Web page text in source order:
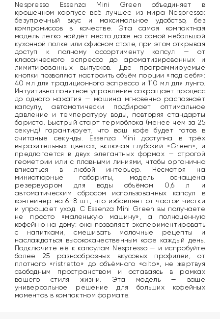
Nespresso Essenza Mini Green объединяет в
крошечном корпусе всё лучшее из мира Nespresso:
безупречный вкус и максимальное удобство, без
компромиссов в качестве. Эта самая компактная
модель легко найдёт место даже на самой небольшой
кухонной полке или офисном столе, при этом открывая
доступ к полному ассортименту капсул — от
классического эспрессо до ароматизированных и
лимитированных выпусков. Две программируемые
кнопки позволяют настроить объём порции «под себя»:
40 мл для традиционного эспрессо и 110 мл для лунго.
Интуитивно понятное управление сокращает процесс
до одного нажатия — машина мгновенно распознаёт
капсулу, автоматически подбирает оптимальное
давление и температуру воды, повторяя стандарты
бариста. Быстрый старт термоблока (менее чем за 25
секунд) гарантирует, что ваш кофе будет готов в
считаные секунды. Essenza Mini доступна в трёх
выразительных цветах, включая глубокий «Green», и
предлагается в двух элегантных формах — строгой
геометрии или с плавными линиями, чтобы органично
вписаться в любой интерьер. Несмотря на
миниатюрные габариты, модель оснащена
резервуаром для воды объёмом 0,6 л и
автоматическим сбросом использованных капсул в
контейнер на 6–8 шт., что избавляет от частой чистки
и упрощает уход. С Essenza Mini Green вы получаете
не просто «маленькую машину», а полноценную
кофейню на дому: она позволяет экспериментировать
с напитками, смешивать молочные рецепты и
наслаждаться высококачественным кофе каждый день.
Подключите её к капсулам Nespresso — и испробуйте
более 25 разнообразных вкусовых профилей, от
плотного «ristretto» до объёмного «alto», не жертвуя
свободным пространством и оставаясь в рамках
вашего стиля жизни. Эта модель — ваше
универсальное решение для больших кофейных
моментов в компактном формате.